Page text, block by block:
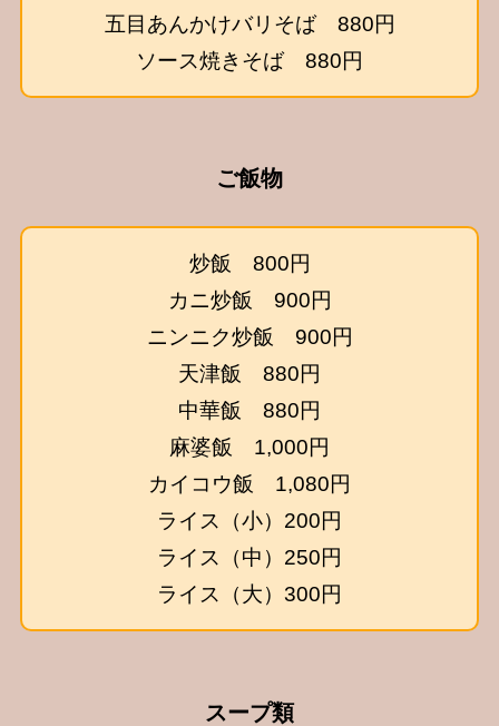
五目あんかけバリそば 880円
ソース焼きそば 880円
ご飯物
炒飯 800円
カニ炒飯 900円
ニンニク炒飯 900円
天津飯 880円
中華飯 880円
麻婆飯 1,000円
カイコウ飯 1,080円
ライス（小）200円
ライス（中）250円
ライス（大）300円
スープ類